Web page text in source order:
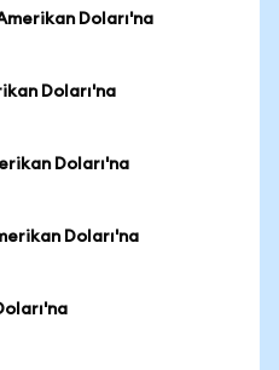
Doları'na
Doları'na
Doları'na
Doları'na